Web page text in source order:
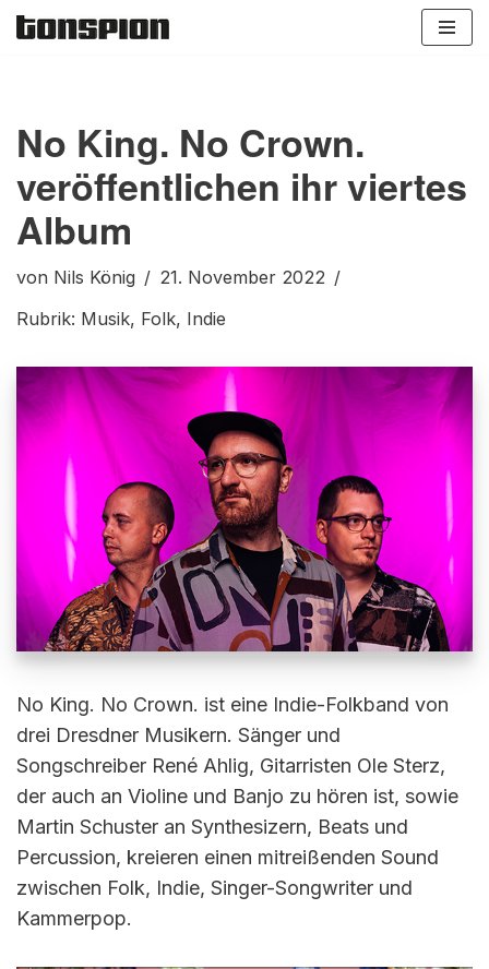
No King. No Crown.
veröffentlichen ihr viertes
Album
von Nils König
21. November 2022
Rubrik: Musik, Folk, Indie
No King. No Crown. ist eine Indie-Folkband von
drei Dresdner Musikern. Sänger und
Songschreiber René Ahlig, Gitarristen Ole Sterz,
der auch an Violine und Banjo zu hören ist, sowie
Martin Schuster an Synthesizern, Beats und
Percussion, kreieren einen mitreißenden Sound
zwischen Folk, Indie, Singer-Songwriter und
Kammerpop.